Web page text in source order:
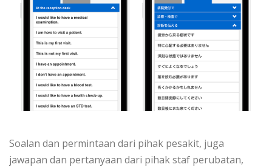
Soalan dan permintaan dari pihak pesakit, juga
jawapan dan pertanyaan dari pihak staf perubatan,